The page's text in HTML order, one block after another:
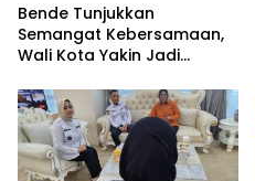
Bende Tunjukkan
Semangat Kebersamaan,
Wali Kota Yakin Jadi
Lain